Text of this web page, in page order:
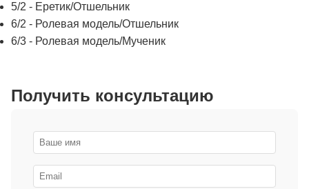
5/2 - Еретик/Отшельник
6/2 - Ролевая модель/Отшельник
6/3 - Ролевая модель/Мученик
Получить консультацию